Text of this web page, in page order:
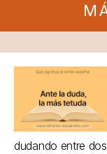
dudando entre